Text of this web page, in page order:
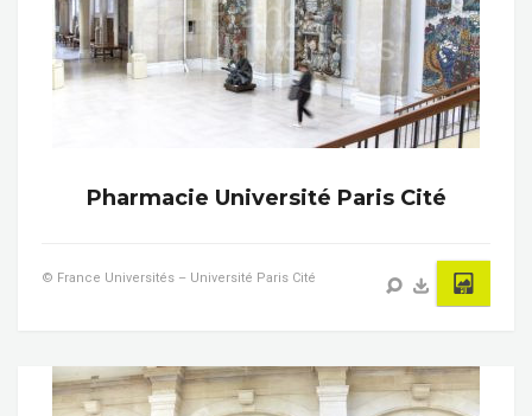
Pharmacie Université Paris Cité
© France Universités – Université Paris Cité